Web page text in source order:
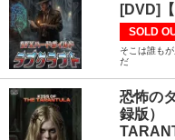
[DVD]
SOLD
そこは誰も
だ
恐怖の
録版）